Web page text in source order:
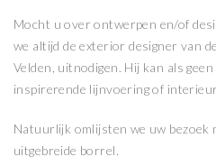
Mocht u over ontwerpen en/of
we altijd de exterior designer van
Velden, uitnodigen. Hij kan als
inspirerende lijnvoering of
Natuurlijk omlijsten we uw bezoek
uitgebreide borrel.